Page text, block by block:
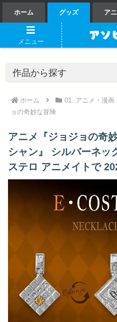
ホーム グッズ ア
ホーム 01. アニメ・漫画
ョの奇妙な冒険
アニメ『ジョジョの奇
シャン』 シルバーネッ
ステロ アニメイトで
メニュー